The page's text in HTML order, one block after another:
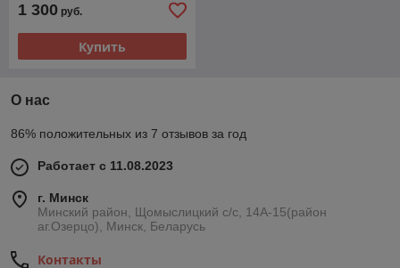
1 300 руб.
Купить
О нас
86% положительных из 7 отзывов за год
Работает с 11.08.2023
г. Минск
Минский район, Щомыслицкий с/с, 14А-15(район
аг.Озерцо), Минск, Беларусь
Контакты